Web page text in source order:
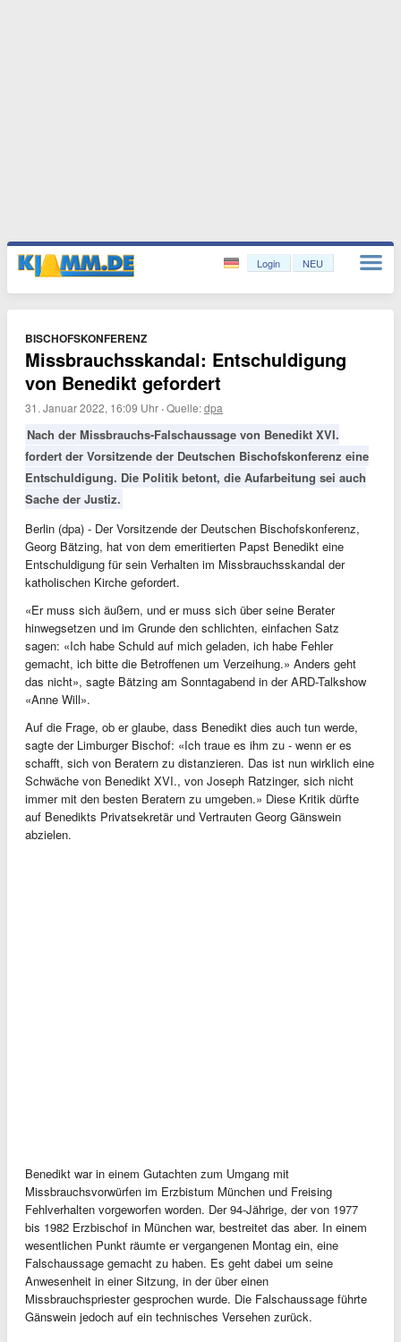
Login NEU
BISCHOFSKONFERENZ
Missbrauchsskandal: Entschuldigung
von Benedikt gefordert
31. Januar 2022, 16:09 Uhr ·Quelle:dpa
Nach der Missbrauchs-Falschaussage von Benedikt XVI.
fordert der Vorsitzende der Deutschen Bischofskonferenz eine
Entschuldigung. Die Politik betont, die Aufarbeitung sei auch
Sache der Justiz.
Berlin (dpa) - Der Vorsitzende der Deutschen Bischofskonferenz,
Georg Bätzing, hat von dem emeritierten Papst Benedikt eine
Entschuldigung für sein Verhalten im Missbrauchsskandal der
katholischen Kirche gefordert.
«Er muss sich äußern, und er muss sich über seine Berater
hinwegsetzen und im Grunde den schlichten, einfachen Satz
sagen: «Ich habe Schuld auf mich geladen, ich habe Fehler
gemacht, ich bitte die Betroffenen um Verzeihung.» Anders geht
das nicht», sagte Bätzing am Sonntagabend in der ARD-Talkshow
«Anne Will».
Auf die Frage, ob er glaube, dass Benedikt dies auch tun werde,
sagte der Limburger Bischof: «Ich traue es ihm zu - wenn er es
schafft, sich von Beratern zu distanzieren. Das ist nun wirklich eine
Schwäche von Benedikt XVI., von Joseph Ratzinger, sich nicht
immer mit den besten Beratern zu umgeben.» Diese Kritik dürfte
auf Benedikts Privatsekretär und Vertrauten Georg Gänswein
abzielen.
Benedikt war in einem Gutachten zum Umgang mit
Missbrauchsvorwürfen im Erzbistum München und Freising
Fehlverhalten vorgeworfen worden. Der 94-Jährige, der von 1977
bis 1982 Erzbischof in München war, bestreitet das aber. In einem
wesentlichen Punkt räumte er vergangenen Montag ein, eine
Falschaussage gemacht zu haben. Es geht dabei um seine
Anwesenheit in einer Sitzung, in der über einen
Missbrauchspriester gesprochen wurde. Die Falschaussage führte
Gänswein jedoch auf ein technisches Versehen zurück.